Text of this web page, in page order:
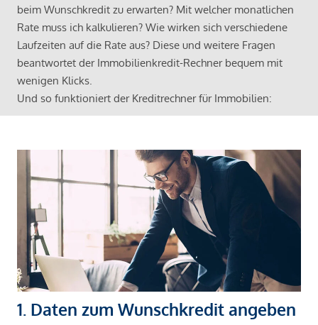
beim Wunschkredit zu erwarten? Mit welcher monatlichen
Rate muss ich kalkulieren? Wie wirken sich verschiedene
Laufzeiten auf die Rate aus? Diese und weitere Fragen
beantwortet der Immobilienkredit-Rechner bequem mit
wenigen Klicks.
Und so funktioniert der Kreditrechner für Immobilien:
1. Daten zum Wunschkredit angeben